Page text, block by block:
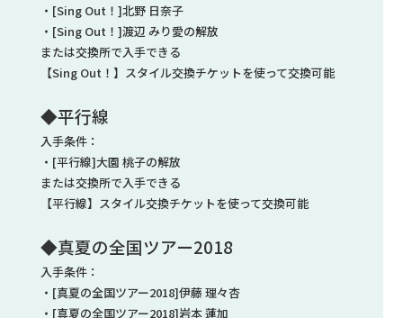
・[Sing Out！]北野 日奈子
・[Sing Out！]渡辺 みり愛の解放
または交換所で入手できる
【Sing Out！】スタイル交換チケットを使って交換可能
◆平行線
入手条件：
・[平行線]大園 桃子の解放
または交換所で入手できる
【平行線】スタイル交換チケットを使って交換可能
◆真夏の全国ツアー2018
入手条件：
・[真夏の全国ツアー2018]伊藤 理々杏
・[真夏の全国ツアー2018]岩本 蓮加